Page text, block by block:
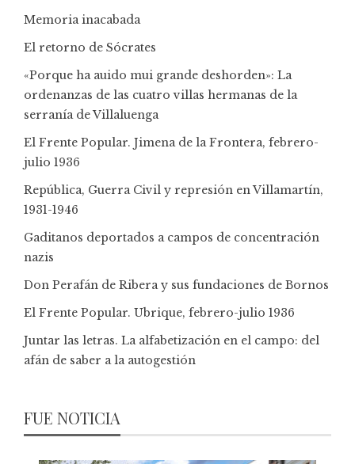
Memoria inacabada
El retorno de Sócrates
«Porque ha auido mui grande deshorden»: La
ordenanzas de las cuatro villas hermanas de la
serranía de Villaluenga
El Frente Popular. Jimena de la Frontera, febrero-
julio 1936
República, Guerra Civil y represión en Villamartín,
1931-1946
Gaditanos deportados a campos de concentración
nazis
Don Perafán de Ribera y sus fundaciones de Bornos
El Frente Popular. Ubrique, febrero-julio 1936
Juntar las letras. La alfabetización en el campo: del
afán de saber a la autogestión
FUE NOTICIA